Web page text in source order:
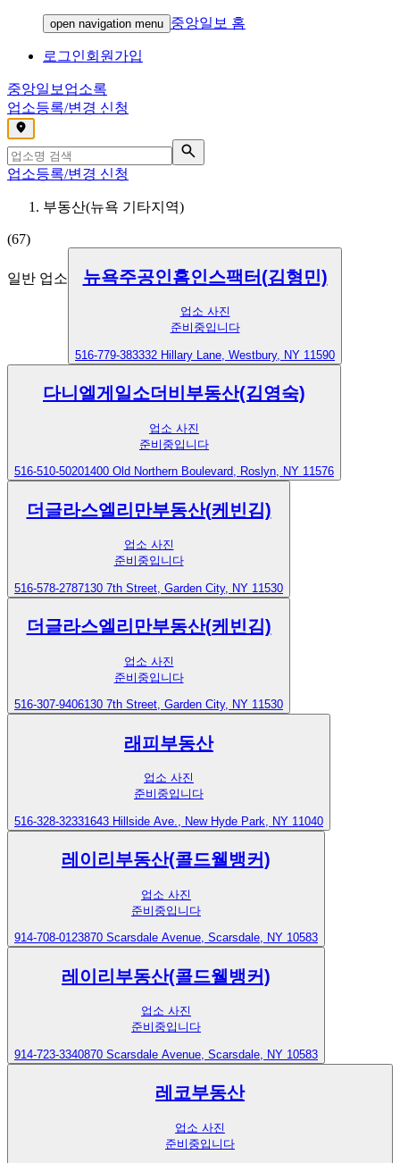
open navigation menu 중앙일보 홈
로그인회원가입
중앙일보 업소록
업소등록/변경 신청
,
업소등록/변경 신청
부동산(뉴욕 기타지역)
(67)
일반 업소 뉴욕주공인홈인스팩터(김형민)
업소 사진
준비중입니다
516-779-383332 Hillary Lane, Westbury, NY 11590
다니엘게일소더비부동산(김영숙)
업소 사진
준비중입니다
516-510-50201400 Old Northern Boulevard, Roslyn, NY 11576
더글라스엘리만부동산(케빈김)
업소 사진
준비중입니다
516-578-2787130 7th Street, Garden City, NY 11530
더글라스엘리만부동산(케빈김)
업소 사진
준비중입니다
516-307-9406130 7th Street, Garden City, NY 11530
래피부동산
업소 사진
준비중입니다
516-328-32331643 Hillside Ave., New Hyde Park, NY 11040
레이리부동산(콜드웰뱅커)
업소 사진
준비중입니다
914-708-0123870 Scarsdale Avenue, Scarsdale, NY 10583
레이리부동산(콜드웰뱅커)
업소 사진
준비중입니다
914-723-3340870 Scarsdale Avenue, Scarsdale, NY 10583
레코부동산
업소 사진
준비중입니다